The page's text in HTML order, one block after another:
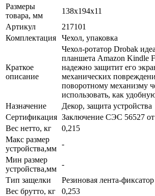
Размеры
товара, мм
138x194x11
Артикул
217101
Комплектация
Чехол, упаковка
Краткое
описание
Чехол-ротатор Drobak
планшета Amazon Kindle
надежно защитит его
механических
поворотному механизму
использовать, как
Назначение
Декор, защита устройства
Сертификация Заключение СЭС 56527
Вес нетто, кг
0,215
Макс размер
устройства,мм
-
Мин размер
устройства,мм
-
Тип защелки
Резиновая лента-фиксатор
Вес брутто, кг
0,253